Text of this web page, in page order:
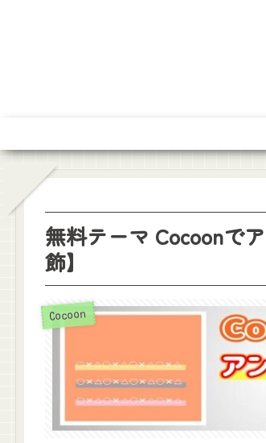
無料テーマ Cocoonで
飾】
Cocoon